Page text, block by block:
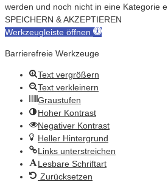
werden und noch nicht in eine Kategorie
SPEICHERN & AKZEPTIEREN
Werkzeugleiste öffnen
Barrierefreie Werkzeuge
Text vergrößern
Text verkleinern
Graustufen
Hoher Kontrast
Negativer Kontrast
Heller Hintergrund
Links unterstreichen
Lesbare Schriftart
Zurücksetzen